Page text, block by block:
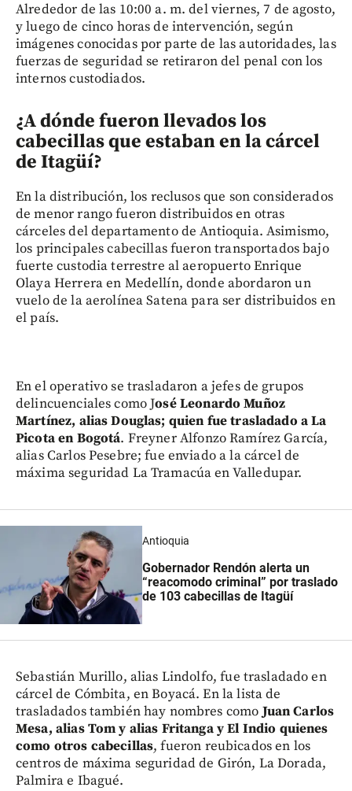
Alrededor de las 10:00 a. m. del viernes, 7 de agosto,
y luego de cinco horas de intervención, según
imágenes conocidas por parte de las autoridades, las
fuerzas de seguridad se retiraron del penal con los
internos custodiados.
¿A dónde fueron llevados los
cabecillas que estaban en la cárcel
de Itagüí?
En la distribución, los reclusos que son considerados
de menor rango fueron distribuidos en otras
cárceles del departamento de Antioquia. Asimismo,
los principales cabecillas fueron transportados bajo
fuerte custodia terrestre al aeropuerto Enrique
Olaya Herrera en Medellín, donde abordaron un
vuelo de la aerolínea Satena para ser distribuidos en
el país.
En el operativo se trasladaron a jefes de grupos
delincuenciales como José Leonardo Muñoz
Martínez, alias Douglas; quien fue trasladado a La
Picota en Bogotá. Freyner Alfonzo Ramírez García,
alias Carlos Pesebre; fue enviado a la cárcel de
máxima seguridad La Tramacúa en Valledupar.
Antioquia
Gobernador Rendón alerta un
“reacomodo criminal” por traslado
de 103 cabecillas de Itagüí
Sebastián Murillo, alias Lindolfo, fue trasladado en
cárcel de Cómbita, en Boyacá. En la lista de
trasladados también hay nombres comoJuan Carlos
Mesa, alias Tom y alias Fritanga y El Indio quienes
como otros cabecillas, fueron reubicados en los
centros de máxima seguridad de Girón, La Dorada,
Palmira e Ibagué.